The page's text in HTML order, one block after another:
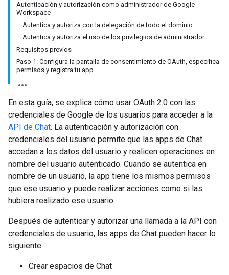
Autenticación y autorización como administrador de Google
Workspace
Autentica y autoriza con la delegación de todo el dominio
Autentica y autoriza el uso de los privilegios de administrador
Requisitos previos
Paso 1: Configura la pantalla de consentimiento de OAuth, especifica
permisos y registra tu app
En esta guía, se explica cómo usar OAuth 2.0 con las
credenciales de Google de los usuarios para acceder a la
API de Chat. La autenticación y autorización con
credenciales del usuario permite que las apps de Chat
accedan a los datos del usuario y realicen operaciones en
nombre del usuario autenticado. Cuando se autentica en
nombre de un usuario, la app tiene los mismos permisos
que ese usuario y puede realizar acciones como si las
hubiera realizado ese usuario.
Después de autenticar y autorizar una llamada a la API con
credenciales de usuario, las apps de Chat pueden hacer lo
siguiente:
Crear espacios de Chat